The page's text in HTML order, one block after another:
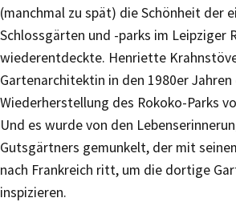
(manchmal zu spät) die Schönheit der
Schlossgärten und -parks im Leipziger
wiederentdeckte. Henriette
Gartenarchitektin in den 1980er Jahren
Wiederherstellung des Rokoko-Parks
Und es wurde von den
Gutsgärtners gemunkelt, der mit
nach Frankreich ritt, um die dortige
inspizieren.